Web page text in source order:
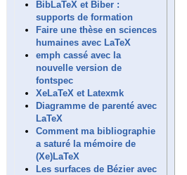
BibLaTeX et Biber :
supports de formation
Faire une thèse en sciences
humaines avec LaTeX
emph cassé avec la
nouvelle version de
fontspec
XeLaTeX et Latexmk
Diagramme de parenté avec
LaTeX
Comment ma bibliographie
a saturé la mémoire de
(Xe)LaTeX
Les surfaces de Bézier avec